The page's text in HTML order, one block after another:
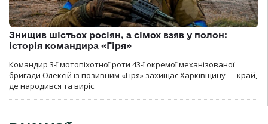
Знищив шістьох росіян, а сімох взяв у полон:
історія командира «Гіря»
Командир 3-ї мотопіхотної роти 43-ї окремої механізованої
бригади Олексій із позивним «Гіря» захищає Харківщину — край,
де народився та виріс.